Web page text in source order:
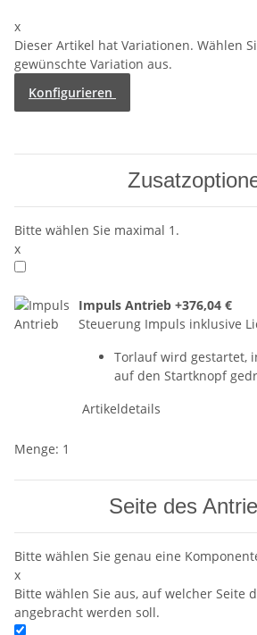
x
Dieser Artikel hat Variationen. Wählen
gewünschte Variation aus.
Konfigurieren
Bitte wählen Sie maximal 1.
x
Impuls Antrieb +376,04 €
Steuerung Impuls inklusive
Torlauf wird gestartet,
auf den Startknopf
Artikeldetails
Menge: 1
Seite des
Bitte wählen Sie genau eine
x
Bitte wählen Sie aus, auf welcher Seite
angebracht werden soll.